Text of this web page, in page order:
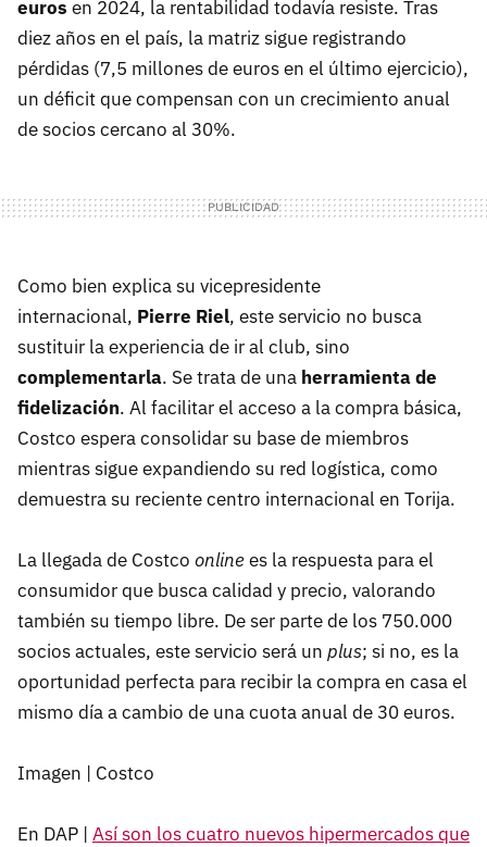
euros en 2024, la rentabilidad todavía resiste. Tras
diez años en el país, la matriz sigue registrando
pérdidas (7,5 millones de euros en el último ejercicio),
un déficit que compensan con un crecimiento anual
de socios cercano al 30%.
Como bien explica su vicepresidente
internacional, Pierre Riel, este servicio no busca
sustituir la experiencia de ir al club, sino
complementarla. Se trata de una herramienta de
fidelización. Al facilitar el acceso a la compra básica,
Costco espera consolidar su base de miembros
mientras sigue expandiendo su red logística, como
demuestra su reciente centro internacional en Torija.
La llegada de Costco onlinees la respuesta para el
consumidor que busca calidad y precio, valorando
también su tiempo libre. De ser parte de los 750.000
socios actuales, este servicio será un plus; si no, es la
oportunidad perfecta para recibir la compra en casa el
mismo día a cambio de una cuota anual de 30 euros.
Imagen | Costco
En DAP | Así son los cuatro nuevos hipermercados que